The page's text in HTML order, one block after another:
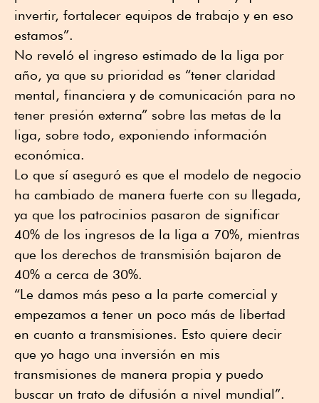
invertir, fortalecer equipos de trabajo y en eso
estamos”.
No reveló el ingreso estimado de la liga por
año, ya que su prioridad es “tener claridad
mental, financiera y de comunicación para no
tener presión externa” sobre las metas de la
liga, sobre todo, exponiendo información
económica.
Lo que sí aseguró es que el modelo de negocio
ha cambiado de manera fuerte con su llegada,
ya que los patrocinios pasaron de significar
40% de los ingresos de la liga a 70%, mientras
que los derechos de transmisión bajaron de
40% a cerca de 30%.
“Le damos más peso a la parte comercial y
empezamos a tener un poco más de libertad
en cuanto a transmisiones. Esto quiere decir
que yo hago una inversión en mis
transmisiones de manera propia y puedo
buscar un trato de difusión a nivel mundial”.